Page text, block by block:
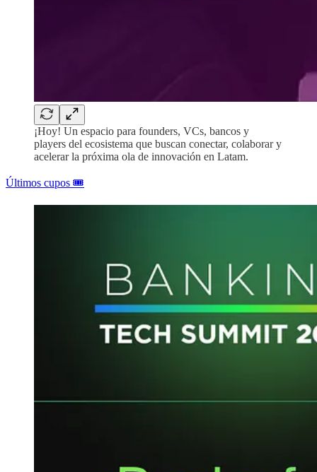
¡Hoy! Un espacio para founders, VCs, bancos y
players del ecosistema que buscan conectar, colaborar y
acelerar la próxima ola de innovación en Latam.
Últimos cupos 🎟️